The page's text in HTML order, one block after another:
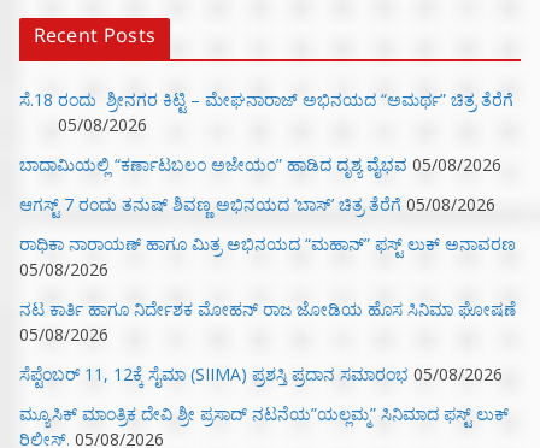
Recent Posts
ಸೆ.18 ರಂದು ಶ್ರೀನಗರ ಕಿಟ್ಟಿ – ಮೇಘನಾರಾಜ್ ಅಭಿನಯದ “ಅಮರ್ಥ” ಚಿತ್ರ ತೆರೆಗೆ
05/08/2026
ಬಾದಾಮಿಯಲ್ಲಿ “ಕರ್ಣಾಟಬಲಂ ಅಜೇಯಂ” ಹಾಡಿದ ದೃಶ್ಯ ವೈಭವ 05/08/2026
ಆಗಸ್ಟ್ 7 ರಂದು ತನುಷ್ ಶಿವಣ್ಣ ಅಭಿನಯದ ‘ಬಾಸ್’ ಚಿತ್ರ ತೆರೆಗೆ 05/08/2026
ರಾಧಿಕಾ ನಾರಾಯಣ್ ಹಾಗೂ ಮಿತ್ರ ಅಭಿನಯದ “ಮಹಾನ್” ಫಸ್ಟ್ ಲುಕ್ ಅನಾವರಣ
05/08/2026
ನಟ ಕಾರ್ತಿ ಹಾಗೂ ನಿರ್ದೇಶಕ ಮೋಹನ್ ರಾಜ ಜೋಡಿಯ ಹೊಸ ಸಿನಿಮಾ ಘೋಷಣೆ
05/08/2026
ಸೆಪ್ಟೆಂಬರ್ 11, 12ಕ್ಕೆ ಸೈಮಾ (SIIMA) ಪ್ರಶಸ್ತಿ ಪ್ರದಾನ ಸಮಾರಂಭ 05/08/2026
ಮ್ಯೂಸಿಕ್‌ ಮಾಂತ್ರಿಕ ದೇವಿ ಶ್ರೀ ಪ್ರಸಾದ್ ನಟನೆಯ”ಯಲ್ಲಮ್ಮ” ಸಿನಿಮಾದ ಫಸ್ಟ್‌ ಲುಕ್‌
ರಿಲೀಸ್. 05/08/2026